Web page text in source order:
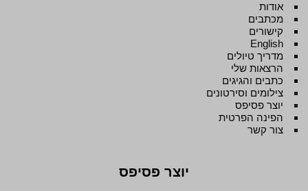
אודות
מכתבים
קישורים
English
מדריך טיולים
הרצאות שלי
כתבים והגיגים
צילומים וסירטונים
יוצר פסיפס
הפינה הפרטית
צור קשר
יוצר פסיפס